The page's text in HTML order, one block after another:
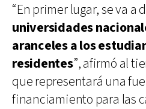
“En primer lugar, se va a
universidades
aranceles a los
residentes”, afirmó al
que representará una
financiamiento para las